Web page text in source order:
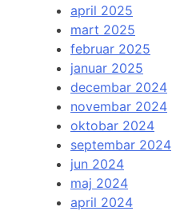
april 2025
mart 2025
februar 2025
januar 2025
decembar 2024
novembar 2024
oktobar 2024
septembar 2024
jun 2024
maj 2024
april 2024